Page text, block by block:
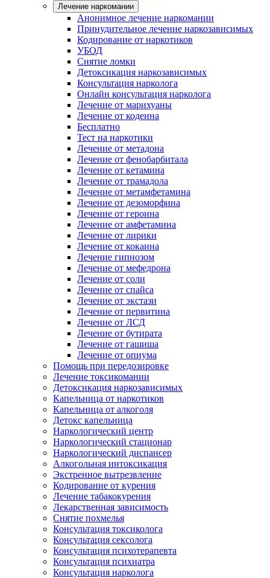
Лечение наркомании
Анонимное лечение наркомании
Принудительное лечение наркозависимых
Кодирование от наркотиков
УБОД
Снятие ломки
Детоксикация наркозависимых
Консультация нарколога
Онлайн консультация нарколога
Лечение от марихуаны
Лечение от кодеина
Бесплатно
Тест на наркотики
Лечение от метадона
Лечение от фенобарбитала
Лечение от кетамина
Лечение от трамадола
Лечение от метамфетамина
Лечение от дезоморфина
Лечение от героина
Лечение от амфетамина
Лечение от лирики
Лечение от кокаина
Лечение гипнозом
Лечение от мефедрона
Лечение от соли
Лечение от спайса
Лечение от экстази
Лечение от первитина
Лечение от ЛСД
Лечение от бутирата
Лечение от гашиша
Лечение от опиума
Помощь при передозировке
Лечение токсикомании
Детоксикация наркозависимых
Капельница от наркотиков
Капельница от алкоголя
Детокс капельница
Наркологический центр
Наркологический стационар
Наркологический диспансер
Алкогольная интоксикация
Экстренное вытрезвление
Кодирование от курения
Лечение табакокурения
Лекарственная зависимость
Снятие похмелья
Консультация токсиколога
Консультация сексолога
Консультация психотерапевта
Консультация психиатра
Консультация нарколога